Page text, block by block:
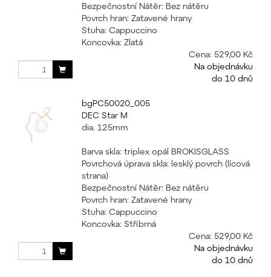
Bezpečnostní Nátěr: Bez nátěru
Povrch hran: Zatavené hrany
Stuha: Cappuccino
Koncovka: Zlatá
Cena: 529,00 Kč
Na objednávku
do 10 dnů
bgPC50020_005
DEC Star M
dia. 125mm
Barva skla: triplex opál BROKISGLASS
Povrchová úprava skla: lesklý povrch (lícová
strana)
Bezpečnostní Nátěr: Bez nátěru
Povrch hran: Zatavené hrany
Stuha: Cappuccino
Koncovka: Stříbrná
Cena: 529,00 Kč
Na objednávku
do 10 dnů